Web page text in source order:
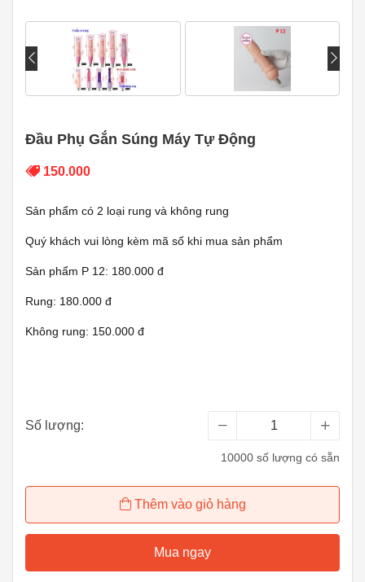
Đầu Phụ Gắn Súng Máy Tự Động
150.000
Sản phẩm có 2 loại rung và không rung
Quý khách vui lòng kèm mã số khi mua sản phẩm
Sản phẩm P 12: 180.000 đ
Rung: 180.000 đ
Không rung: 150.000 đ
Số lượng:
10000 số lượng có sẵn
Thêm vào giỏ hàng
Mua ngay